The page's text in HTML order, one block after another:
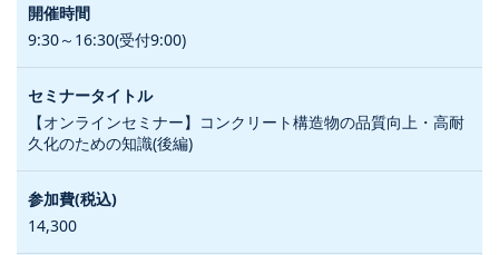
9:30～16:30(受付9:00)
【オンラインセミナー】コンクリート構造物の品質向上・高耐
久化のための知識(後編)
14,300